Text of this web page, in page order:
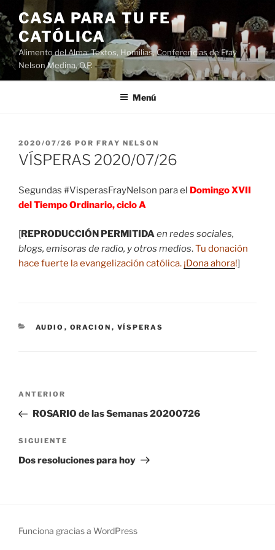
Saltar
al
contenido
CASA PARA TU FE
CATÓLICA
Alimento del Alma: Textos, Homilias, Conferencias de Fray
Nelson Medina, O.P.
Menú
PUBLICADO
EL
2020/07/26 POR FRAY NELSON
VÍSPERAS 2020/07/26
Segundas #VisperasFrayNelson para el Domingo XVII
del Tiempo Ordinario, ciclo A
[REPRODUCCIÓN PERMITIDAen redes sociales,
blogs, emisoras de radio, y otros medios.Tu donación
hace fuerte la evangelización católica. ¡Dona ahora!]
CATEGORÍAS
AUDIO , ORACION , VÍSPERAS
Navegación
entradas
Entrada
anterior:
ANTERIOR
ROSARIO de las Semanas 20200726
Siguiente
entrada
SIGUIENTE
Dos resoluciones para hoy
Funciona gracias a WordPress